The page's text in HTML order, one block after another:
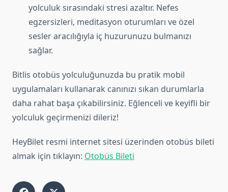
yolculuk sırasındaki stresi azaltır. Nefes
egzersizleri, meditasyon oturumları ve özel
sesler aracılığıyla iç huzurunuzu bulmanızı
sağlar.
Bitlis otobüs yolculuğunuzda bu pratik mobil
uygulamaları kullanarak canınızı sıkan durumlarla
daha rahat başa çıkabilirsiniz. Eğlenceli ve keyifli bir
yolculuk geçirmenizi dileriz!
HeyBilet resmi internet sitesi üzerinden otobüs bileti
almak için tıklayın: Otobüs Bileti